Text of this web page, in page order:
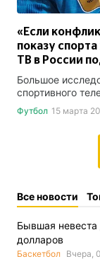
«Если
показу
ТВ в России
Большое
спортивного
Футбол 15 марта
Все новости
Бывшая
долларов
Баскетбол Вчера,